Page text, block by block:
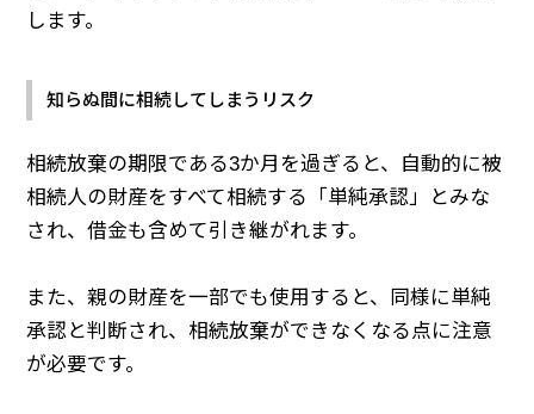
します。
知らぬ間に相続してしまうリスク
相続放棄の期限である3か月を過ぎると、自動的に被
相続人の財産をすべて相続する「単純承認」とみな
され、借金も含めて引き継がれます。
また、親の財産を一部でも使用すると、同様に単純
承認と判断され、相続放棄ができなくなる点に注意
が必要です。